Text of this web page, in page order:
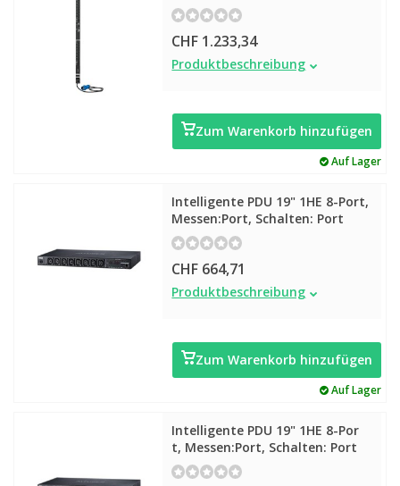
CHF 1.233,34
Intelligente PDU 0HE 24-Port,
Messen: Bank, Schalten: Port
Produktbeschreibung
Zum Warenkorb hinzufügen
Auf Lager
Intelligente PDU 19" 1HE 8-Port,
Messen:Port, Schalten: Port
CHF 664,71
Intelligente PDU 19" 1HE 8-Port,
Produktbeschreibung
Zum Warenkorb hinzufügen
Auf Lager
Intelligente PDU 19" 1HE 8-Por
t, Messen:Port, Schalten: Port